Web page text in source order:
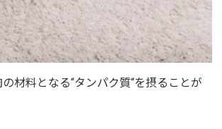
材料となる“タンパク質“を摂ることが